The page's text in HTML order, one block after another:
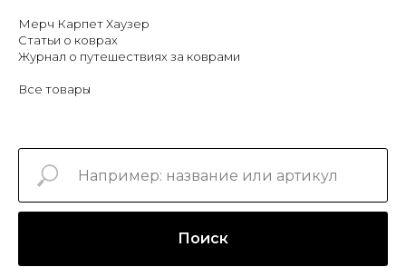
Мерч Карпет Хаузер
Статьи о коврах
Журнал о путешествиях за коврами
Все товары
Поиск